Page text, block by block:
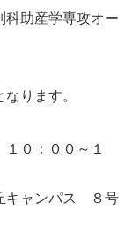
ター
お問い合わせ
科助産学専攻オー
ります。
０：００～１
ャンパス ８号